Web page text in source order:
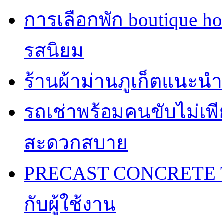
การเลือกพัก boutique
รสนิยม
ร้านผ้าม่านภูเก็ตแนะน
รถเช่าพร้อมคนขับไม่เ
สะดวกสบาย
PRECAST
กับผู้ใช้งาน